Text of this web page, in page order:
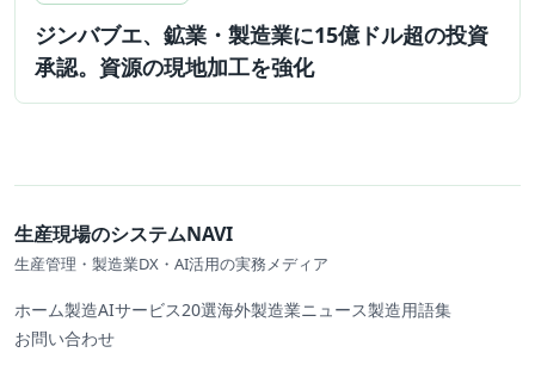
ジンバブエ、鉱業・製造業に15億ドル超の投資
承認。資源の現地加工を強化
生産現場のシステムNAVI
生産管理・製造業DX・AI活用の実務メディア
ホーム製造AIサービス20選海外製造業ニュース製造用語集
お問い合わせ